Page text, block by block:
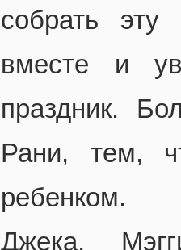
собрать
вместе и
праздник.
Рани, тем,
ребенком.
Джека,